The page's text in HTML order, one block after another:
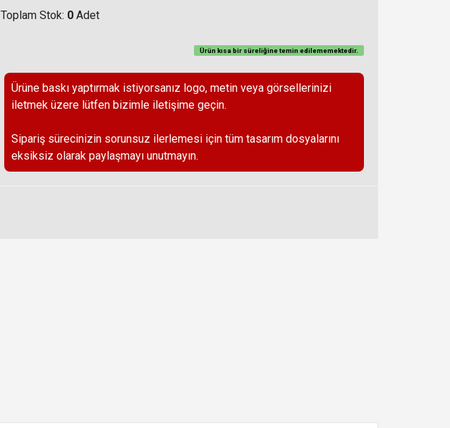
Toplam Stok: 0 Adet
Ürün kısa bir süreliğine teminedilememektedir.
Ürüne baskı yaptırmak istiyorsanız logo, metin veya görsellerinizi
iletmek üzere lütfen bizimle iletişime geçin.
Sipariş sürecinizin sorunsuz ilerlemesi için tüm tasarım dosyalarını
eksiksiz olarak paylaşmayı unutmayın.